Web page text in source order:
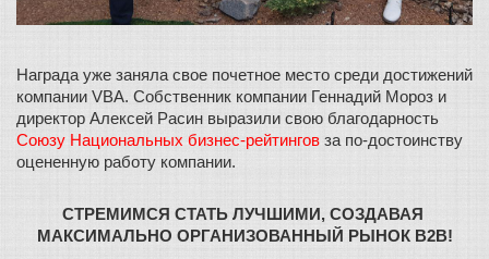
Награда уже заняла свое почетное место среди достижений
компании VBA. Собственник компании Геннадий Мороз и
Союзу Национальных бизнес-рейтингов за по-достоинству
оцененную работу компании.
СТРЕМИМСЯ СТАТЬ ЛУЧШИМИ, СОЗДАВАЯ
МАКСИМАЛЬНО ОРГАНИЗОВАННЫЙ РЫНОК В2В!